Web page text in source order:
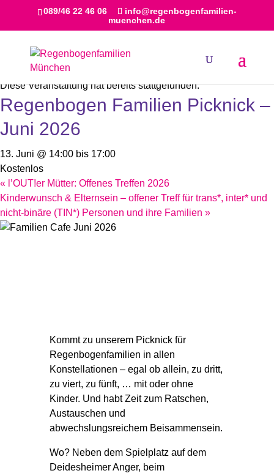
089/46 22 46 06
info@regenbogenfamilien-
muenchen.de
« Alle Veranstaltungen
Diese Veranstaltung hat bereits stattgefunden.
Regenbogen Familien Picknick –
Juni 2026
13. Juni @ 14:00 bis 17:00
Kostenlos
« l’OUT!er Mütter: Offenes Treffen 2026
Kinderwunsch & Elternsein – offener Treff für trans*, inter* und
nicht-binäre (TIN*) Personen und ihre Familien »
Kommt zu unserem Picknick für
Regenbogenfamilien in allen
Konstellationen – egal ob allein, zu dritt,
zu viert, zu fünft, … mit oder ohne
Kinder. Und habt Zeit zum Ratschen,
Austauschen und
abwechslungsreichem Beisammensein.
Wo? Neben dem Spielplatz auf dem
Deidesheimer Anger, beim